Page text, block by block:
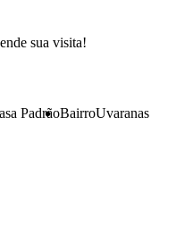
sua visita!
PadrãoBairroUvaranas